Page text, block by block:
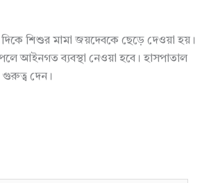
দিকে শিশুর মামা জয়দেবকে ছেড়ে দেওয়া হয়।
আইনগত ব্যবস্থা নেওয়া হবে। হাসপাতাল
গুরুত্ব দেন।